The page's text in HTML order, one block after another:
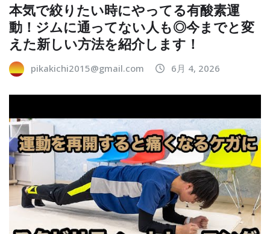
本気で絞りたい時にやってる有酸素運
動！ジムに通ってない人も◎今までと変
えた新しい方法を紹介します！
pikakichi2015@gmail.com 6月 4, 2026